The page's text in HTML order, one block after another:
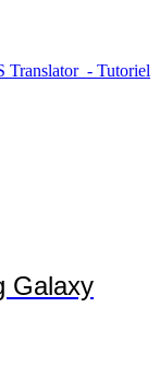
Translator - Tutoriel
Galaxy